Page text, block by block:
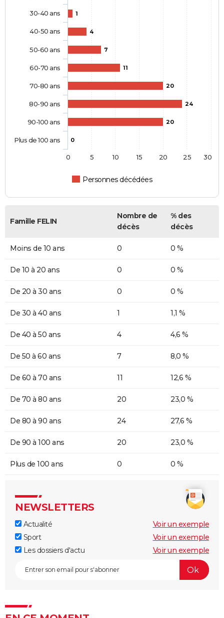
1
4
7
11
20
24
20
0
Personnes décédées
30-40 ans
40-50 ans
50-60 ans
60-70 ans
70-80 ans
80-90 ans
90-100 ans
Plus de 100 ans
0 5 10 15 20 25 30
Famille FELIN
Nombre de
décès
% des
décès
Moins de 10 ans 0 0 %
De 10 à 20 ans 0 0 %
De 20 à 30 ans 0 0 %
De 30 à 40 ans 1 1,1 %
De 40 à 50 ans 4 4,6 %
De 50 à 60 ans 7 8,0 %
De 60 à 70 ans 11 12,6 %
De 70 à 80 ans 20 23,0 %
De 80 à 90 ans 24 27,6 %
De 90 à 100 ans 20 23,0 %
Plus de 100 ans 0 0 %
NEWSLETTERS
Actualité
Voir un exemple
Sport
Voir un exemple
Les dossiers d'actu
Voir un exemple